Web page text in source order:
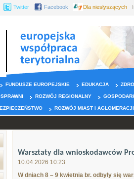
Twitter Facebook Dla niesłyszących
FUNDUSZE EUROPEJSKIE EDUKACJA
ROZWÓJ REGIONALNY
ROZWÓJ MIAST I AGLOMERACJI
Warsztaty dla wnioskodawców
10.04.2026 10:23
W dniach 8 – 9 kwietnia br. odbyły się